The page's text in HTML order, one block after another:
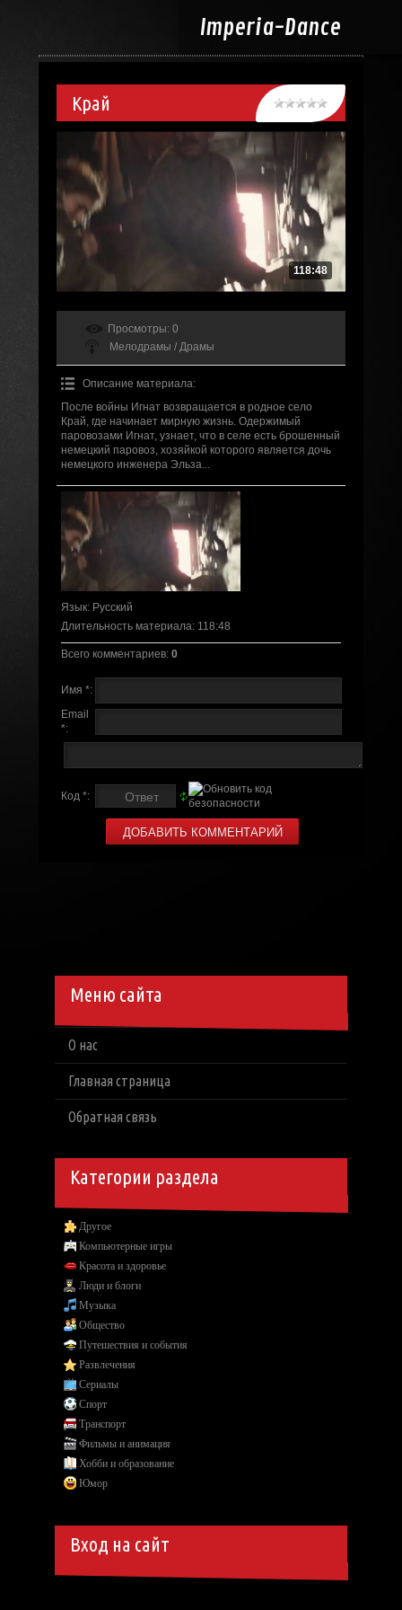
Imperia-Dance
Край
118:48
Просмотры: 0
Мелодрамы / Драмы
Описание материала:
После войны Игнат возвращается в родное село
Край, где начинает мирную жизнь. Одержимый
паровозами Игнат, узнает, что в селе есть брошенный
немецкий паровоз, хозяйкой которого является дочь
немецкого инженера Эльза...
Язык: Русский
Длительность материала: 118:48
Всего комментариев: 0
Имя *:
Email
*:
Код *:
Меню сайта
О нас
Главная страница
Обратная связь
Категории раздела
Другое
Компьютерные игры
Красота и здоровье
Люди и блоги
Музыка
Общество
Путешествия и события
Развлечения
Сериалы
Спорт
Транспорт
Фильмы и анимация
Хобби и образование
Юмор
Вход на сайт